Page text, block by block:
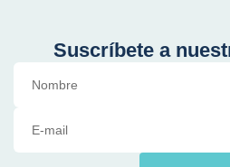
Suscríbete a